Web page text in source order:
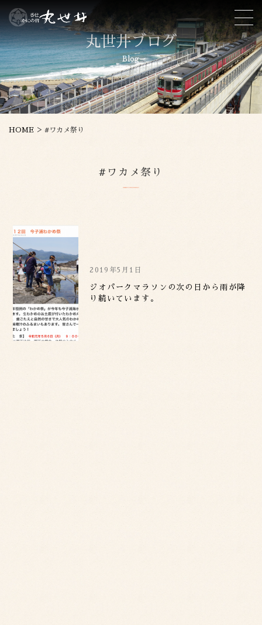
丸世井ブログ
Blog
HOME > #ワカメ祭り
#ワカメ祭り
2019年5月1日
ジオパークマラソンの次の日から雨が降
り続いています。